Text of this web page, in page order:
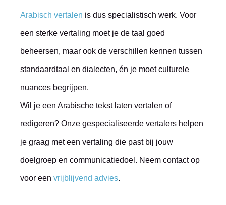
Arabisch vertalen is dus specialistisch werk. Voor
een sterke vertaling moet je de taal goed
beheersen, maar ook de verschillen kennen tussen
standaardtaal en dialecten, én je moet culturele
nuances begrijpen.
Wil je een Arabische tekst laten vertalen of
redigeren? Onze gespecialiseerde vertalers helpen
je graag met een vertaling die past bij jouw
doelgroep en communicatiedoel. Neem contact op
voor een vrijblijvend advies.